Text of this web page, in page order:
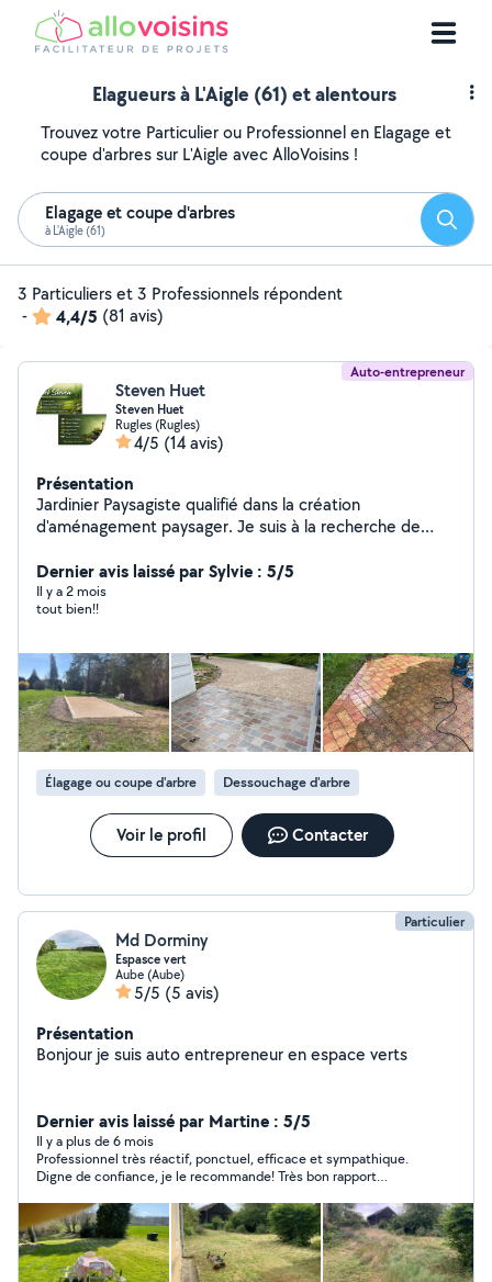
Elagueurs à L'Aigle (61) et alentours
Trouvez votre Particulier ou Professionnel en Elagage et
coupe d'arbres sur L'Aigle avec AlloVoisins !
Elagage et coupe d'arbres
à L'Aigle (61)
3 Particuliers et 3 Professionnels répondent
-
4,4/5 (81 avis)
Auto-entrepreneur
Steven Huet
Steven Huet
Rugles (Rugles)
4/5 (14 avis)
Présentation
Jardinier Paysagiste qualifié dans la création
d'aménagement paysager. Je suis à la recherche de
Dernier avis laissé par Sylvie : 5/5
Il y a 2 mois
tout bien!!
Élagage ou coupe d'arbre Dessouchage d'arbre
Voir le profil Contacter
Particulier
Md Dorminy
Espasce vert
Aube (Aube)
5/5 (5 avis)
Présentation
Bonjour je suis auto entrepreneur en espace verts
Dernier avis laissé par Martine : 5/5
Il y a plus de 6 mois
Professionnel très réactif, ponctuel, efficace et sympathique.
Digne de confiance, je le recommande! Très bon rapport